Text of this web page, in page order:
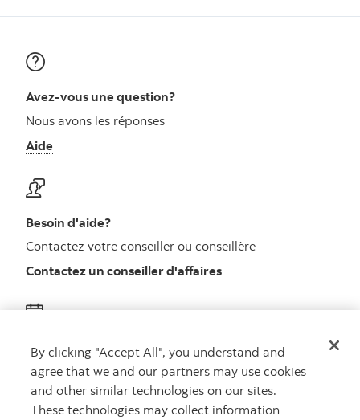
Avez-vous une question?
Nous avons les réponses
Aide
Besoin d'aide?
Contactez votre conseiller ou conseillère
Contactez un conseiller d'affaires
Obtenez des conseils
Rencontrez un conseiller
Prenez rendez-vous
By clicking "Accept All", you understand and
agree that we and our partners may use cookies
and other similar technologies on our sites.
These technologies may collect information